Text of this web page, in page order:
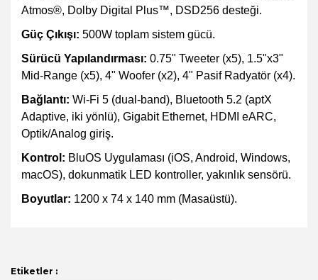
Atmos®, Dolby Digital Plus™, DSD256 desteği.
Güç Çıkışı: 500W toplam sistem gücü.
Sürücü Yapılandırması: 0.75" Tweeter (x5), 1.5"x3"
Mid-Range (x5), 4" Woofer (x2), 4" Pasif Radyatör (x4).
Bağlantı: Wi-Fi 5 (dual-band), Bluetooth 5.2 (aptX
Adaptive, iki yönlü), Gigabit Ethernet, HDMI eARC,
Optik/Analog giriş.
Kontrol: BluOS Uygulaması (iOS, Android, Windows,
macOS), dokunmatik LED kontroller, yakınlık sensörü.
Boyutlar: 1200 x 74 x 140 mm (Masaüstü).
Etiketler :